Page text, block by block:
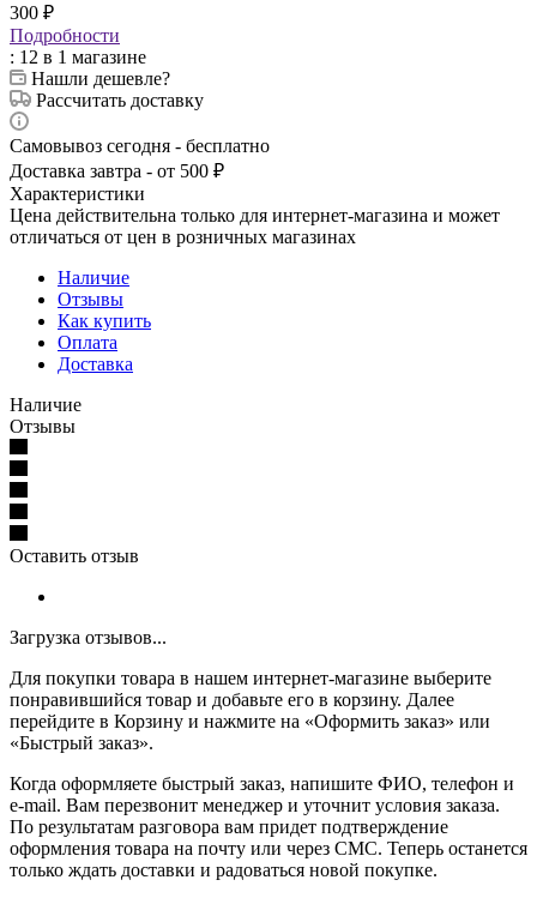
300 ₽
Подробности
: 12 в 1 магазине
Нашли дешевле?
Рассчитать доставку
Самовывоз сегодня - бесплатно
Доставка завтра - от 500 ₽
Характеристики
Цена действительна только для интернет-магазина и может
отличаться от цен в розничных магазинах
Наличие
Отзывы
Как купить
Оплата
Доставка
Наличие
Отзывы
Оставить отзыв
Загрузка отзывов...
Для покупки товара в нашем интернет-магазине выберите
понравившийся товар и добавьте его в корзину. Далее
перейдите в Корзину и нажмите на «Оформить заказ» или
«Быстрый заказ».
Когда оформляете быстрый заказ, напишите ФИО, телефон и
e-mail. Вам перезвонит менеджер и уточнит условия заказа.
По результатам разговора вам придет подтверждение
оформления товара на почту или через СМС. Теперь останется
только ждать доставки и радоваться новой покупке.